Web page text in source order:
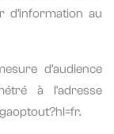
au
d’audience
à l’adresse